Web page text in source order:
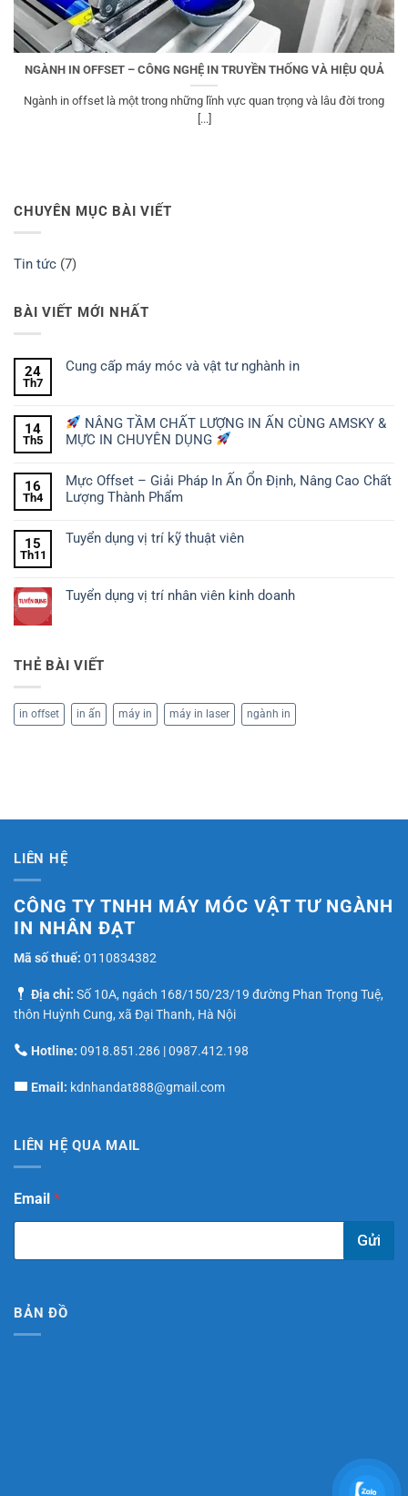
NGÀNH IN OFFSET – CÔNG NGHỆ IN TRUYỀN THỐNG VÀ HIỆU QUẢ
Ngành in offset là một trong những lĩnh vực quan trọng và lâu đời trong
[...]
CHUYÊN MỤC BÀI VIẾT
Tin tức (7)
BÀI VIẾT MỚI NHẤT
24
Th7
Cung cấp máy móc và vật tư nghành in
14
Th5
NÂNG TẦM CHẤT LƯỢNG IN ẤN CÙNG AMSKY &
MỰC IN CHUYÊN DỤNG
16
Th4
Mực Offset – Giải Pháp In Ấn Ổn Định, Nâng Cao Chất
Lượng Thành Phẩm
15
Th11
Tuyển dụng vị trí kỹ thuật viên
Tuyển dụng vị trí nhân viên kinh doanh
THẺ BÀI VIẾT
in offset in ấn máy in máy in laser ngành in
LIÊN HỆ
CÔNG TY TNHH MÁY MÓC VẬT TƯ NGÀNH
IN NHÂN ĐẠT
Mã số thuế: 0110834382
Địa chỉ: Số 10A, ngách 168/150/23/19 đường Phan Trọng Tuệ,
thôn Huỳnh Cung, xã Đại Thanh, Hà Nội
Hotline: 0918.851.286|0987.412.198
Email: kdnhandat888@gmail.com
LIÊN HỆ QUA MAIL
*
Email *
Gửi
BẢN ĐỒ